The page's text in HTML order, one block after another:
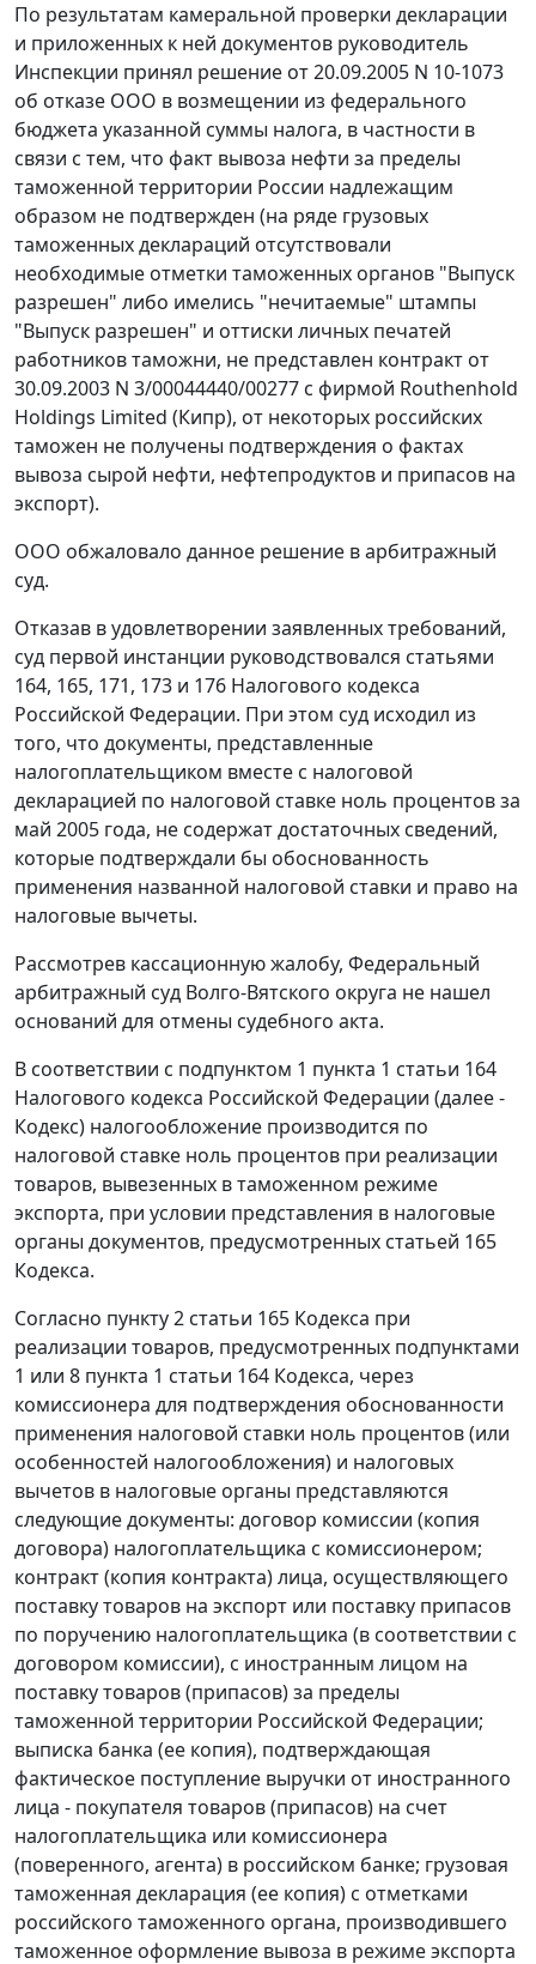
По результатам камеральной проверки декларации
и приложенных к ней документов руководитель
Инспекции принял решение от 20.09.2005 N 10-1073
об отказе ООО в возмещении из федерального
бюджета указанной суммы налога, в частности в
связи с тем, что факт вывоза нефти за пределы
таможенной территории России надлежащим
образом не подтвержден (на ряде грузовых
таможенных деклараций отсутствовали
необходимые отметки таможенных органов "Выпуск
разрешен" либо имелись "нечитаемые" штампы
"Выпуск разрешен" и оттиски личных печатей
работников таможни, не представлен контракт от
30.09.2003 N 3/00044440/00277 с фирмой Routhenhold
Holdings Limited (Кипр), от некоторых российских
таможен не получены подтверждения о фактах
вывоза сырой нефти, нефтепродуктов и припасов на
экспорт).
ООО обжаловало данное решение в арбитражный
суд.
Отказав в удовлетворении заявленных требований,
суд первой инстанции руководствовался статьями
164, 165, 171, 173 и 176 Налогового кодекса
Российской Федерации. При этом суд исходил из
того, что документы, представленные
налогоплательщиком вместе с налоговой
декларацией по налоговой ставке ноль процентов за
май 2005 года, не содержат достаточных сведений,
которые подтверждали бы обоснованность
применения названной налоговой ставки и право на
налоговые вычеты.
Рассмотрев кассационную жалобу, Федеральный
арбитражный суд Волго-Вятского округа не нашел
оснований для отмены судебного акта.
В соответствии с подпунктом 1 пункта 1 статьи 164
Налогового кодекса Российской Федерации (далее -
Кодекс) налогообложение производится по
налоговой ставке ноль процентов при реализации
товаров, вывезенных в таможенном режиме
экспорта, при условии представления в налоговые
органы документов, предусмотренных статьей 165
Кодекса.
Согласно пункту 2 статьи 165 Кодекса при
реализации товаров, предусмотренных подпунктами
1 или 8 пункта 1 статьи 164 Кодекса, через
комиссионера для подтверждения обоснованности
применения налоговой ставки ноль процентов (или
особенностей налогообложения) и налоговых
вычетов в налоговые органы представляются
следующие документы: договор комиссии (копия
договора) налогоплательщика с комиссионером;
контракт (копия контракта) лица, осуществляющего
поставку товаров на экспорт или поставку припасов
по поручению налогоплательщика (в соответствии с
договором комиссии), с иностранным лицом на
поставку товаров (припасов) за пределы
таможенной территории Российской Федерации;
выписка банка (ее копия), подтверждающая
фактическое поступление выручки от иностранного
лица - покупателя товаров (припасов) на счет
налогоплательщика или комиссионера
(поверенного, агента) в российском банке; грузовая
таможенная декларация (ее копия) с отметками
российского таможенного органа, производившего
таможенное оформление вывоза в режиме экспорта